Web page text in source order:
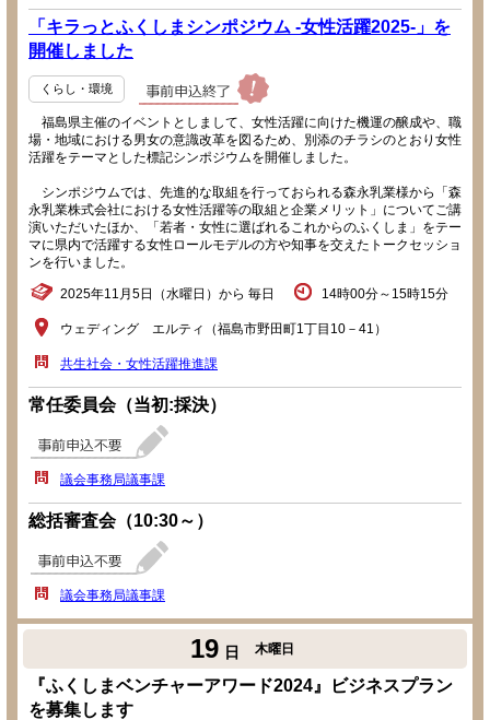
「キラっとふくしまシンポジウム -女性活躍2025-」を
開催しました
くらし・環境
福島県主催のイベントとしまして、女性活躍に向けた機運の醸成や、職
場・地域における男女の意識改革を図るため、別添のチラシのとおり女性
活躍をテーマとした標記シンポジウムを開催しました。
シンポジウムでは、先進的な取組を行っておられる森永乳業様から「森
永乳業株式会社における女性活躍等の取組と企業メリット」についてご講
演いただいたほか、「若者・女性に選ばれるこれからのふくしま」をテー
マに県内で活躍する女性ロールモデルの方や知事を交えたトークセッショ
ンを行いました。
2025年11月5日（水曜日）から 毎日 14時00分～15時15分
ウェディング エルティ（福島市野田町1丁目10－41）
共生社会・女性活躍推進課
常任委員会（当初:採決）
議会事務局議事課
総括審査会（10:30～）
議会事務局議事課
19 日 木曜日
『ふくしまベンチャーアワード2024』ビジネスプラン
を募集します